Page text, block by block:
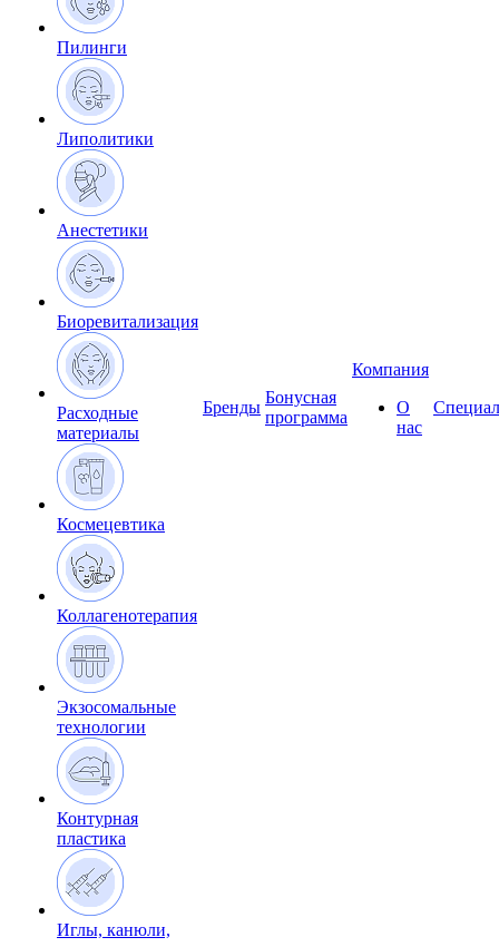
Пилинги
Липолитики
Анестетики
Биоревитализация
Расходные
материалы
Космецевтика
Коллагенотерапия
Экзосомальные
технологии
Контурная
пластика
Иглы, канюли,
Бренды
Бонусная
программа
Компания
О
нас